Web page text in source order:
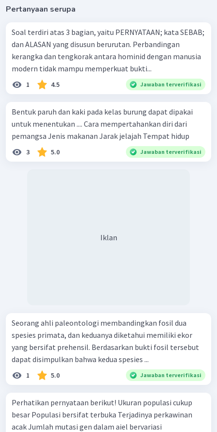
Pertanyaan serupa
Soal terdiri atas 3 bagian, yaitu PERNYATAAN; kata SEBAB;
dan ALASAN yang disusun berurutan. Perbandingan
kerangka dan tengkorak antara hominid dengan manusia
modern tidak mampu memperkuat bukti...
1 4.5 Jawaban terverifikasi
Bentuk paruh dan kaki pada kelas burung dapat dipakai
untuk menentukan .... Cara mempertahankan diri dari
pemangsa Jenis makanan Jarak jelajah Tempat hidup
3 5.0 Jawaban terverifikasi
Iklan
Seorang ahli paleontologi membandingkan fosil dua
spesies primata, dan keduanya diketahui memiliki ekor
yang bersifat prehensil. Berdasarkan bukti fosil tersebut
dapat disimpulkan bahwa kedua spesies ...
1 5.0 Jawaban terverifikasi
Perhatikan pernyataan berikut! Ukuran populasi cukup
besar Populasi bersifat terbuka Terjadinya perkawinan
acak Jumlah mutasi gen dalam aiel bervariasi